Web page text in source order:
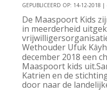
GEPUBLICEERD OP: 14-12-2018 |
De Maaspoort Kids
in meerderheid
Wethouder Ufuk Kâ
december 2018 een
Maaspoort kids
Katrien en de
door naar de